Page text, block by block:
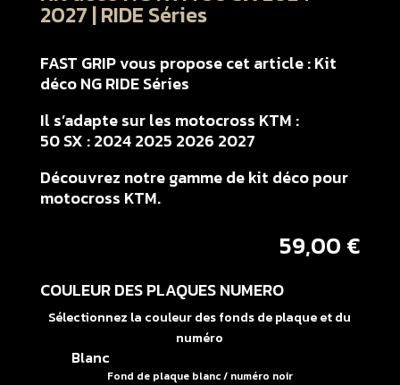
2027 | RIDE Séries
FAST GRIP vous propose cet article : Kit
déco NG RIDE Séries
Il s’adapte sur les motocross KTM :
50 SX : 2024 2025 2026 2027
Découvrez notre gamme de kit déco pour
motocross KTM.
59,00 €
COULEUR DES PLAQUES NUMERO
Sélectionnez la couleur des fonds de plaque et du
numéro
Blanc
Fond de plaque blanc / numéro noir